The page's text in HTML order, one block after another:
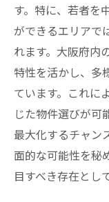
交通インフ
資の新機会
大阪府
インフ
交通ア
交通イ
投資家
交通イン
す。特に、若者を
ができるエリアで
れます。大阪府内
特性を活かし、多
ています。これに
じた物件選びが可
最大化するチャン
面的な可能性を秘
目すべき存在とし